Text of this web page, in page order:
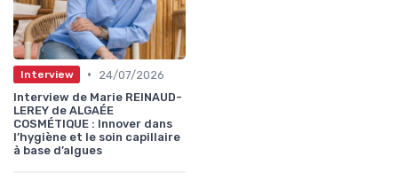
Interview •
24/07/2026
Interview de Marie REINAUD-
LEREY de ALGAÉE
COSMÉTIQUE : Innover dans
l’hygiène et le soin capillaire
à base d’algues